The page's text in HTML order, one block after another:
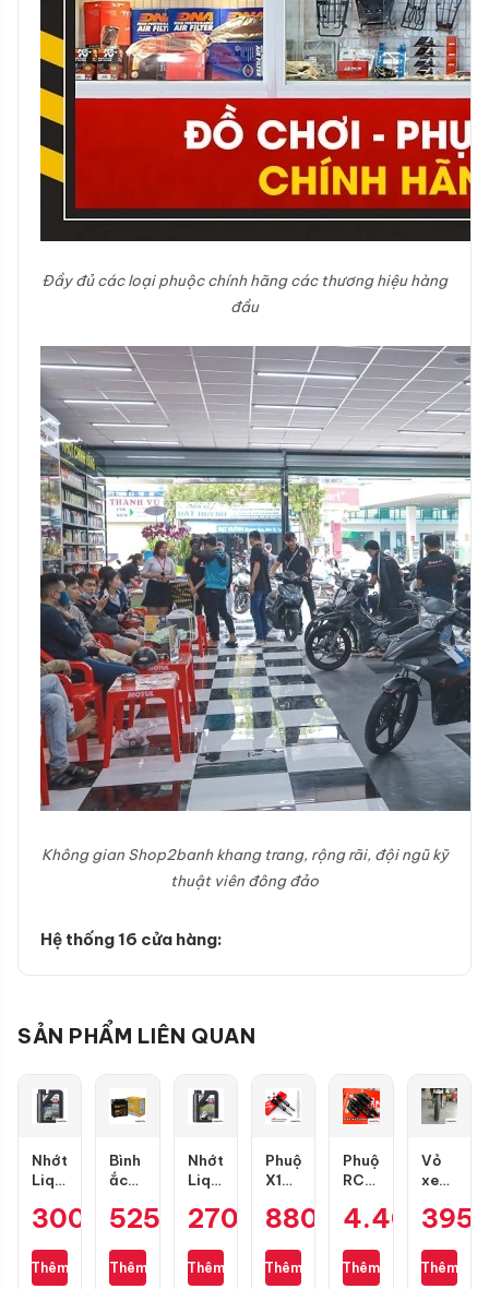
Đầy đủ các loại phuộc chính hãng các thương hiệu hàng
đầu
Không gian Shop2banh khang trang, rộng rãi, đội ngũ kỹ
thuật viên đông đảo
Hệ thống 16 cửa hàng:
SẢN PHẨM LIÊN QUAN
Nhớt
Liqui
Motorbike
4T
10W40
300.000₫
Thêm
Bình
ắc
GS
H
525.000₫
Thêm
Nhớt
Liqui
Motorbike
10W40
1L
270.000₫
Thêm
Phuộc
X1R
màu
mới
cho
880.000₫
Thêm
Phuộc
RCB
Pro
Air
Blade
Thêm
Vỏ
xe
70/90-
gai
kim
Thêm